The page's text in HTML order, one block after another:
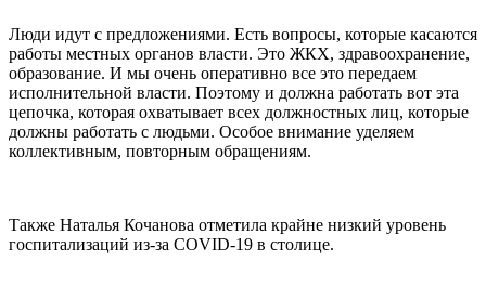
Люди идут с предложениями. Есть вопросы, которые касаются
работы местных органов власти. Это ЖКХ, здравоохранение,
образование. И мы очень оперативно все это передаем
исполнительной власти. Поэтому и должна работать вот эта
цепочка, которая охватывает всех должностных лиц, которые
должны работать с людьми. Особое внимание уделяем
коллективным, повторным обращениям.
Также Наталья Кочанова отметила крайне низкий уровень
госпитализаций из-за COVID-19 в столице.